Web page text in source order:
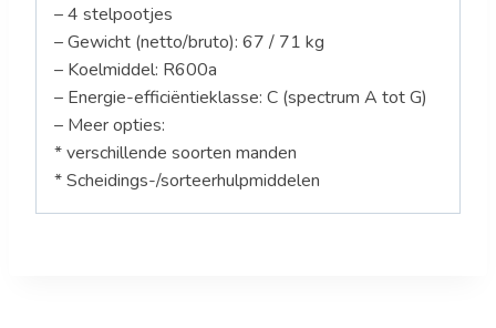
– 4 stelpootjes
– Gewicht (netto/bruto): 67 / 71 kg
– Koelmiddel: R600a
– Energie-efficiëntieklasse: C (spectrum A tot G)
– Meer opties:
* verschillende soorten manden
* Scheidings-/sorteerhulpmiddelen